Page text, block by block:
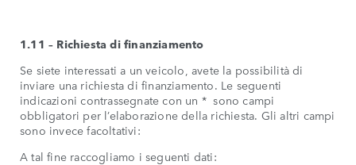
1.11 – Richiesta di finanziamento
Se siete interessati a un veicolo, avete la possibilità di
inviare una richiesta di finanziamento. Le seguenti
indicazioni contrassegnate con un * sono campi
obbligatori per l’elaborazione della richiesta. Gli altri campi
sono invece facoltativi:
A tal fine raccogliamo i seguenti dati: